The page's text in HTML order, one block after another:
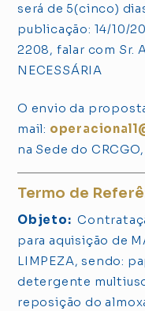
será de 5(cinco)
publicação: 14/10/
2208, falar com Sr.
NECESSÁRIA
O envio da
mail:
na Sede do
Termo de
Objeto:
para aquisição de
LIMPEZA, sendo:
detergente
reposição do